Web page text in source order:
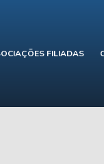
FILIADAS